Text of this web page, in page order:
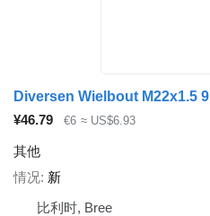
Diversen Wielbout M22x1.5
¥46.79
€6 ≈ US$6.93
其他
情况 新
比利时, Bree